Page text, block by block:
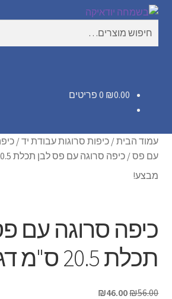
דלג
לדלג
חיפוש
כיפות סרוגות עבודת יד
טלית קטן
כיפות לילדים
כיפה שחורה קטיפה
₪0.00 0 פריטים
עמוד הבית/ כיפות סרוגות עבודת יד/
עם פס/ כיפה סרוגה עם פס לבן תכלת 20.5 ס"מ דגם 987
מבצע!
כיפה סרוגה עם
תכלת 20.5 ס"מ דגם 987
₪56.00
המחיר₪46.00
המחיר